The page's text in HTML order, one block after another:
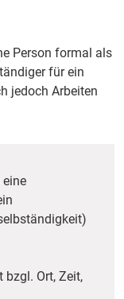
Person formal als
für ein
jedoch Arbeiten
eine
bzgl. Ort, Zeit,